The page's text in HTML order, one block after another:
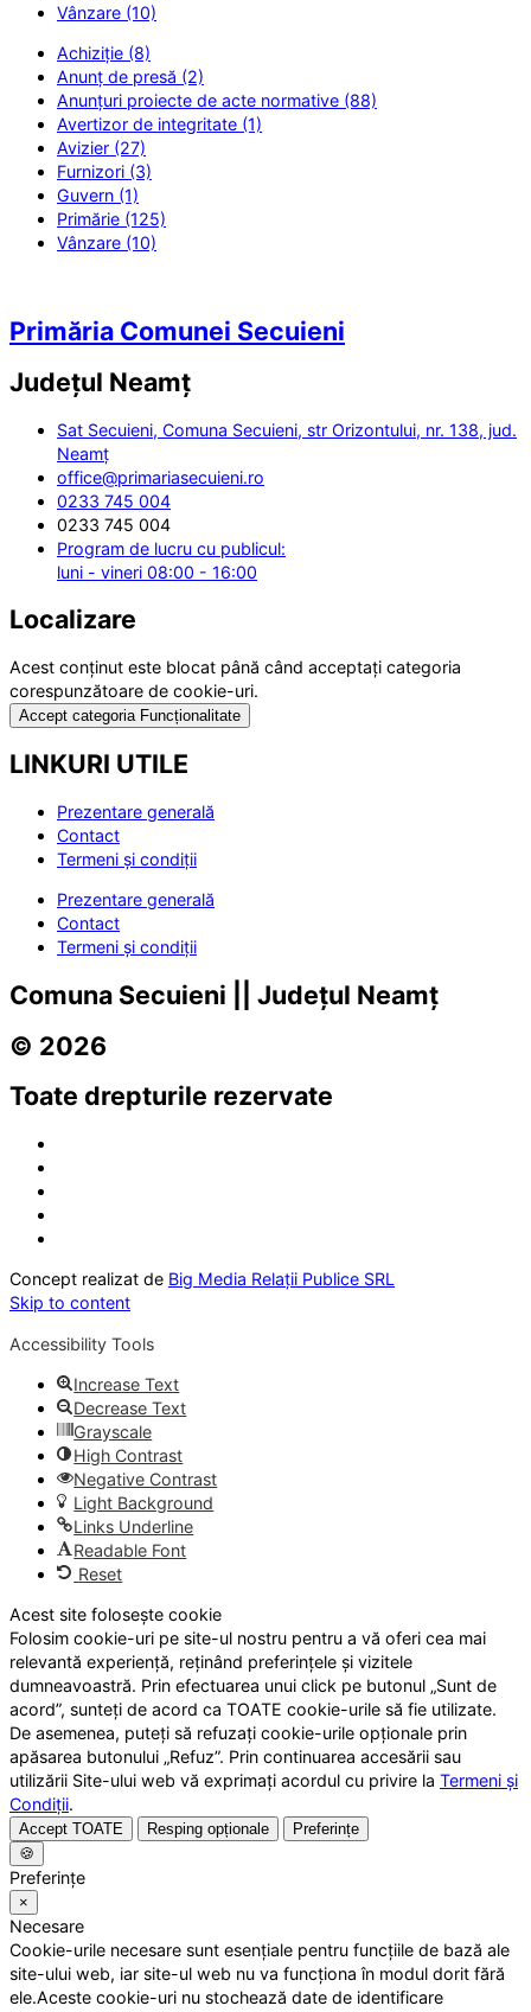
Vânzare (10)
Achiziție (8)
Anunț de presă (2)
Anunțuri proiecte de acte normative (88)
Avertizor de integritate (1)
Avizier (27)
Furnizori (3)
Guvern (1)
Primărie (125)
Vânzare (10)
Primăria Comunei Secuieni
Județul Neamț
Sat Secuieni, Comuna Secuieni, str Orizontului, nr. 138, jud.
Neamț
office@primariasecuieni.ro
0233 745 004
0233 745 004
Program de lucru cu publicul:
luni - vineri 08:00 - 16:00
Localizare
Acest conținut este blocat până când acceptați categoria
corespunzătoare de cookie-uri.
Accept categoria Funcționalitate
LINKURI UTILE
Prezentare generală
Contact
Termeni și condiții
Prezentare generală
Contact
Termeni și condiții
Comuna Secuieni || Județul Neamț
© 2026
Toate drepturile rezervate
Concept realizat de Big Media Relații Publice SRL
Skip to content
Accessibility Tools
Increase Text
Decrease Text
Grayscale
High Contrast
Negative Contrast
Light Background
Links Underline
Readable Font
Reset
Acest site folosește cookie
Folosim cookie-uri pe site-ul nostru pentru a vă oferi cea mai
relevantă experiență, reținând preferințele și vizitele
dumneavoastră. Prin efectuarea unui click pe butonul „Sunt de
acord”, sunteți de acord ca TOATE cookie-urile să fie utilizate.
De asemenea, puteți să refuzați cookie-urile opționale prin
apăsarea butonului „Refuz”. Prin continuarea accesării sau
utilizării Site-ului web vă exprimați acordul cu privire la Termeni și
Condiții.
Accept TOATE Resping opționale
Preferințe
🍪
Preferințe
×
Necesare
Cookie-urile necesare sunt esențiale pentru funcțiile de bază ale
site-ului web, iar site-ul web nu va funcționa în modul dorit fără
ele.Aceste cookie-uri nu stochează date de identificare